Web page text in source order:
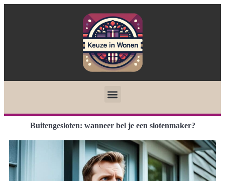
Buitengesloten: wanneer bel je een slotenmaker?